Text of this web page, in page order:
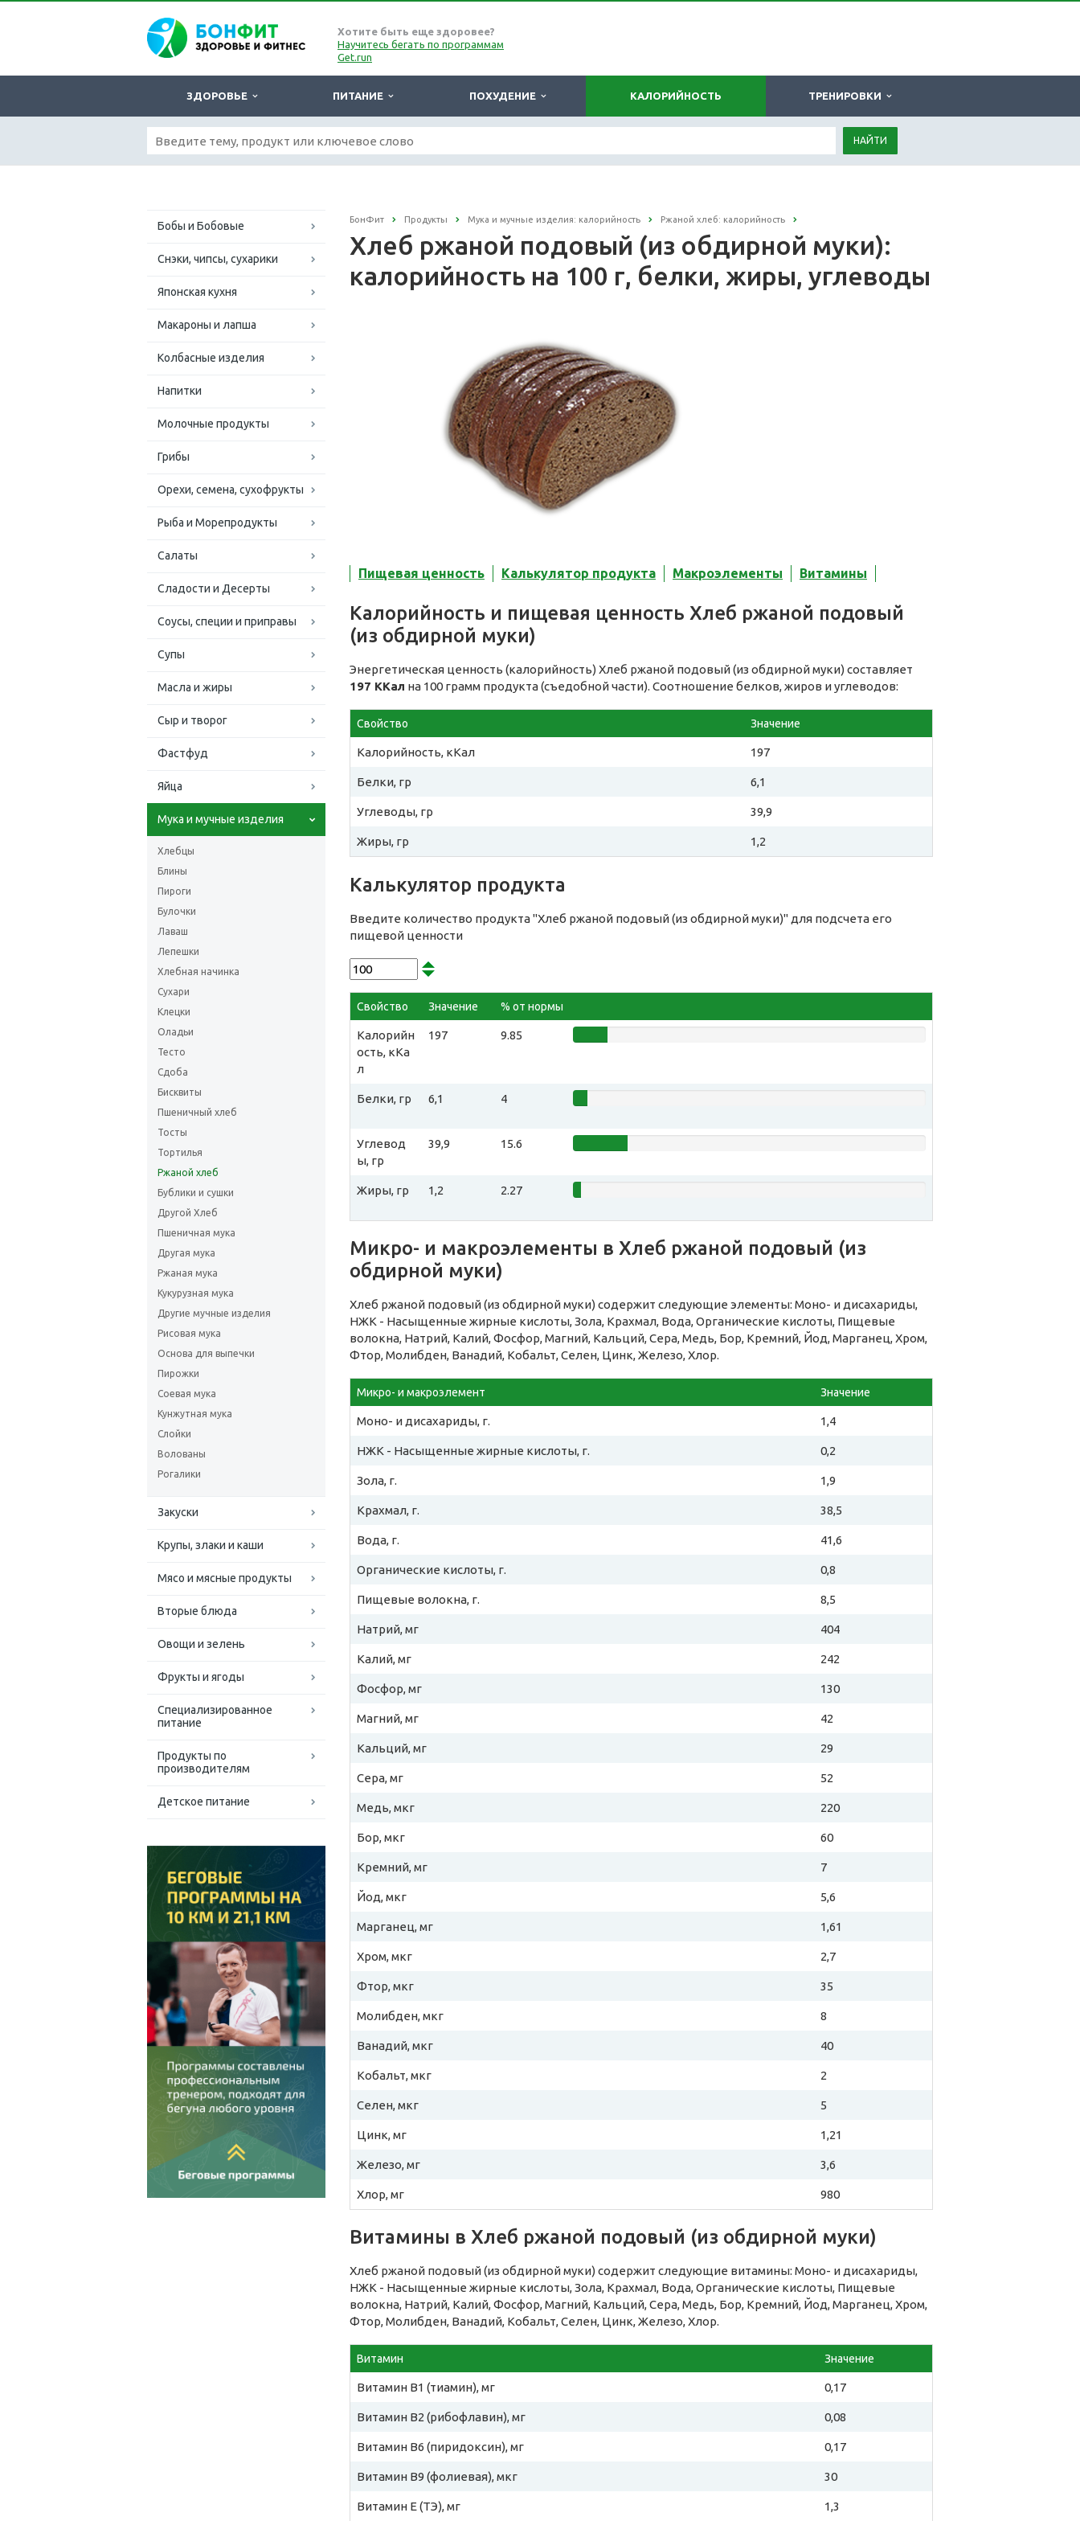
Хотите быть еще здоровее?
Научитесь бегать по программам
Get.run
ЗДОРОВЬЕ ПИТАНИЕ ПОХУДЕНИЕ КАЛОРИЙНОСТЬ ТРЕНИРОВКИ
НАЙТИ
Бобы и Бобовые
Снэки, чипсы, сухарики
Японская кухня
Макароны и лапша
Колбасные изделия
Напитки
Молочные продукты
Грибы
Орехи, семена, сухофрукты
Рыба и Морепродукты
Салаты
Сладости и Десерты
Соусы, специи и приправы
Супы
Масла и жиры
Сыр и творог
Фастфуд
Яйца
Мука и мучные изделия
Хлебцы
Блины
Пироги
Булочки
Лаваш
Лепешки
Хлебная начинка
Сухари
Клецки
Оладьи
Тесто
Сдоба
Бисквиты
Пшеничный хлеб
Тосты
Тортилья
Ржаной хлеб
Бублики и сушки
Другой Хлеб
Пшеничная мука
Другая мука
Ржаная мука
Кукурузная мука
Другие мучные изделия
Рисовая мука
Основа для выпечки
Пирожки
Соевая мука
Кунжутная мука
Слойки
Волованы
Рогалики
Закуски
Крупы, злаки и каши
Мясо и мясные продукты
Вторые блюда
Овощи и зелень
Фрукты и ягоды
Специализированное
питание
Продукты по
производителям
Детское питание
БонФит Продукты Мука и мучные изделия: калорийность Ржаной хлеб: калорийность
Хлеб ржаной подовый (из обдирной муки):
калорийность на 100 г, белки, жиры, углеводы
Пищевая ценность Калькулятор продукта Макроэлементы Витамины
Калорийность и пищевая ценность Хлеб ржаной подовый
(из обдирной муки)
Энергетическая ценность (калорийность) Хлеб ржаной подовый (из обдирной муки) составляет
197 ККал на 100 грамм продукта (съедобной части). Соотношение белков, жиров и углеводов:
Свойство Значение
Калорийность, кКал 197
Белки, гр 6,1
Углеводы, гр 39,9
Жиры, гр 1,2
Калькулятор продукта
Введите количество продукта "Хлеб ржаной подовый (из обдирной муки)" для подсчета его
пищевой ценности
Свойство Значение % от нормы
Калорийн
ость, кКа
л
197 9.85
Белки, гр 6,1 4
Углевод
ы, гр
39,9 15.6
Жиры, гр 1,2 2.27
Микро- и макроэлементы в Хлеб ржаной подовый (из
обдирной муки)
Хлеб ржаной подовый (из обдирной муки) содержит следующие элементы: Моно- и дисахариды,
НЖК - Насыщенные жирные кислоты, Зола, Крахмал, Вода, Органические кислоты, Пищевые
волокна, Натрий, Калий, Фосфор, Магний, Кальций, Сера, Медь, Бор, Кремний, Йод, Марганец, Хром,
Фтор, Молибден, Ванадий, Кобальт, Селен, Цинк, Железо, Хлор.
Микро- и макроэлемент Значение
Моно- и дисахариды, г. 1,4
НЖК - Насыщенные жирные кислоты, г. 0,2
Зола, г. 1,9
Крахмал, г. 38,5
Вода, г. 41,6
Органические кислоты, г. 0,8
Пищевые волокна, г. 8,5
Натрий, мг 404
Калий, мг 242
Фосфор, мг 130
Магний, мг 42
Кальций, мг 29
Сера, мг 52
Медь, мкг 220
Бор, мкг 60
Кремний, мг 7
Йод, мкг 5,6
Марганец, мг 1,61
Хром, мкг 2,7
Фтор, мкг 35
Молибден, мкг 8
Ванадий, мкг 40
Кобальт, мкг 2
Селен, мкг 5
Цинк, мг 1,21
Железо, мг 3,6
Хлор, мг 980
Витамины в Хлеб ржаной подовый (из обдирной муки)
Хлеб ржаной подовый (из обдирной муки) содержит следующие витамины: Моно- и дисахариды,
НЖК - Насыщенные жирные кислоты, Зола, Крахмал, Вода, Органические кислоты, Пищевые
волокна, Натрий, Калий, Фосфор, Магний, Кальций, Сера, Медь, Бор, Кремний, Йод, Марганец, Хром,
Фтор, Молибден, Ванадий, Кобальт, Селен, Цинк, Железо, Хлор.
Витамин Значение
Витамин B1 (тиамин), мг 0,17
Витамин B2 (рибофлавин), мг 0,08
Витамин B6 (пиридоксин), мг 0,17
Витамин B9 (фолиевая), мкг 30
Витамин E (ТЭ), мг 1,3